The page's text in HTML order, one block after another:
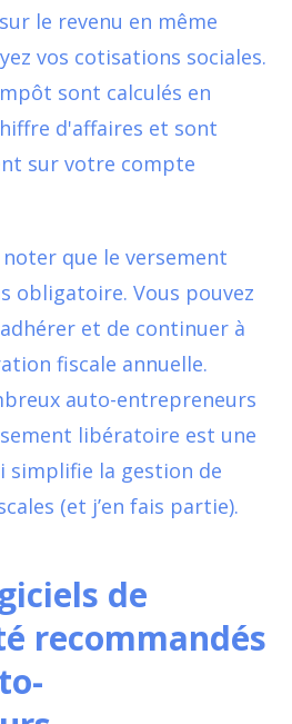
le revenu en même
vos cotisations sociales.
sont calculés en
d'affaires et sont
sur votre compte
que le versement
obligatoire. Vous pouvez
et de continuer à
fiscale annuelle.
auto-entrepreneurs
libératoire est une
la gestion de
(et j’en fais partie).
de
recommandés